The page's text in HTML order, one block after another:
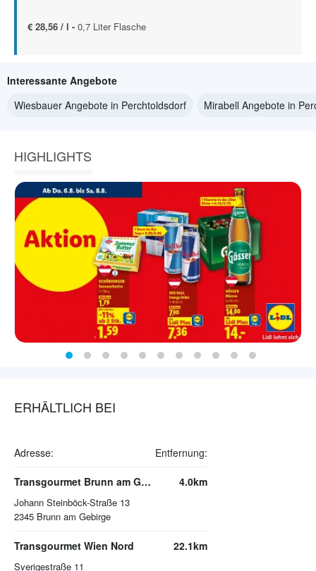
€ 28,56 / l - 0,7 Liter Flasche
Interessante Angebote
Wiesbauer Angebote in Perchtoldsdorf
Mirabell Angebote in
HIGHLIGHTS
ERHÄLTLICH BEI
Adresse: Entfernung:
Transgourmet Brunn am Gebirge
Johann Steinböck-Straße 13
2345 Brunn am Gebirge
4.0km
Transgourmet Wien Nord
Sverigestraße 11
22.1km